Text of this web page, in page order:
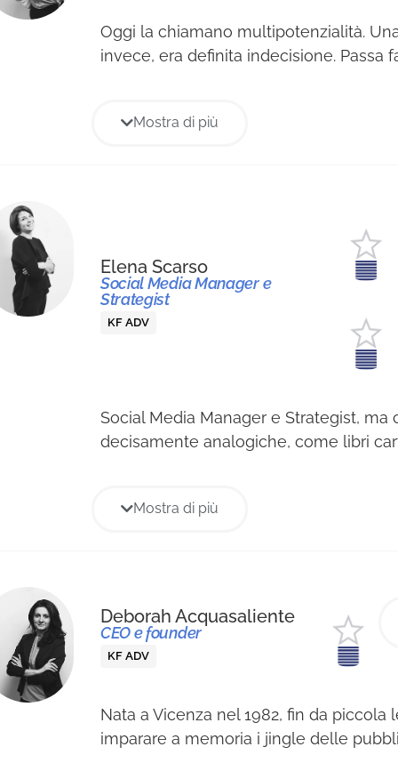
Oggi la chiamano multipotenzialità.
invece, era definita indecisione. Passa
per poi immergersi nella produzione di
Mostra di più
Elena Scarso
Social Media Manager e
Strategist
KF ADV
Social Media Manager e Strategist, ma
decisamente analogiche, come libri
a metà.Mostra di più
Deborah Acquasaliente
CEO e founder
KF ADV
Nata a Vicenza nel 1982, fin da piccola
imparare a memoria i jingle delle